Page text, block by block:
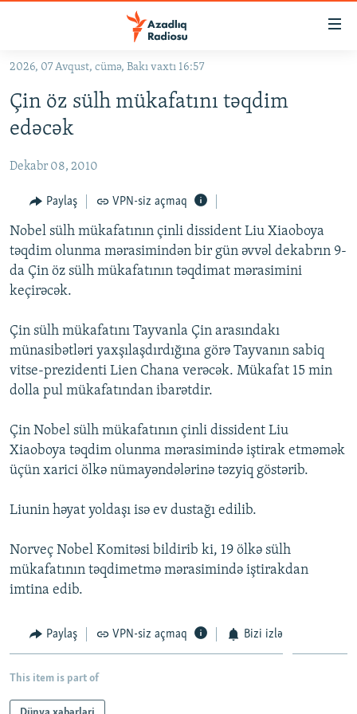
Əsas
qayıt
Əsas
qayıt
#İZAHLA
#ƏSLINDƏ
FƏRQƏ BAX
QANUNI DOĞRU
ARAŞDIRMA
MULTIMEDIA
FOTOQALEREYA
İNFOQRAFIKA
KARIKATURA
OXU ZALI
AZƏRBAYCAN ƏDƏBIYYATI KITABXANASI
İSLAM VƏ DEMOKRATIYA
İZ - MƏDƏNIYYƏT PROQRAMI
HAQQIMIZDA
MISSIYAMIZ
PEŞƏ ETIKASI VƏ JURNALISTIKA STANDARTLARIMIZ
MATERIALLARIMIZDAN ISTIFADƏ
AZADLIQRADIOSU MOBIL TELEFONUNUZDA
XƏBƏR BÜLLETENLƏRIMIZ
BIZI IZLƏ
RFE/RL-in bütün saytları
2026, 07 Avqust, cümə, Bakı vaxtı 16:57
Çin öz sülh mükafatını təqdim
edəcək
Dekabr 08, 2010
Paylaş VPN-siz açmaq
Nobel sülh mükafatının çinli dissident Liu Xiaoboya
təqdim olunma mərasimindən bir gün əvvəl dekabrın 9-
da Çin öz sülh mükafatının təqdimat mərasimini
keçirəcək.
Çin sülh mükafatını Tayvanla Çin arasındakı
münasibətləri yaxşılaşdırdığına görə Tayvanın sabiq
vitse-prezidenti Lien Chana verəcək. Mükafat 15 min
dolla pul mükafatından ibarətdir.
Çin Nobel sülh mükafatının çinli dissident Liu
Xiaoboya təqdim olunma mərasimində iştirak etməmək
üçün xarici ölkə nümayəndələrinə təzyiq göstərib.
Liunin həyat yoldaşı isə ev dustağı edilib.
Norveç Nobel Komitəsi bildirib ki, 19 ölkə sülh
mükafatının təqdimetmə mərasimində iştirakdan
imtina edib.
Paylaş VPN-siz açmaq Bizi izlə
This item is part of